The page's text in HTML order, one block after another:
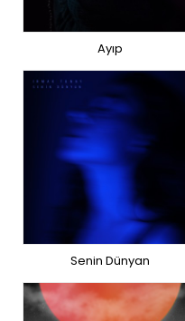
Ayıp
Senin Dünyan